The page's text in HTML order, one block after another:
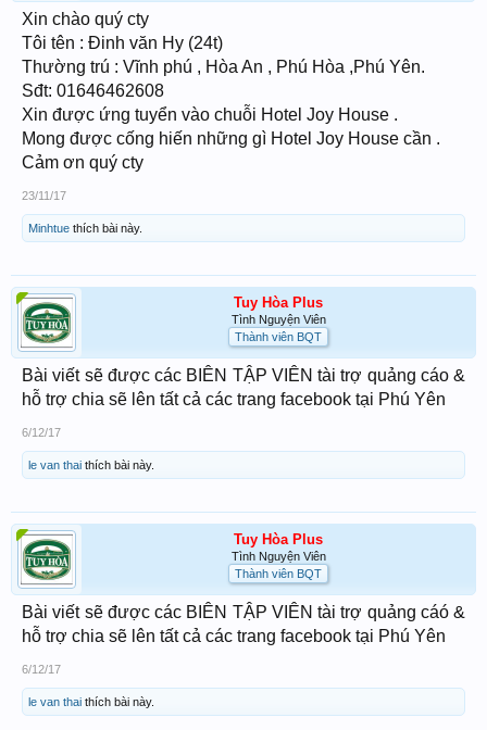
Xin chào quý cty
Tôi tên : Đinh văn Hy (24t)
Thường trú : Vĩnh phú , Hòa An , Phú Hòa ,Phú Yên.
Sđt: 01646462608
Xin được ứng tuyển vào chuỗi Hotel Joy House .
Mong được cống hiến những gì Hotel Joy House cần .
Cảm ơn quý cty
23/11/17
Minhtue thích bài này.
Tuy Hòa Plus
Tình Nguyện Viên
Thành viên BQT
Bài viết sẽ được các BIÊN TẬP VIÊN tài trợ quảng cáo &
hỗ trợ chia sẽ lên tất cả các trang facebook tại Phú Yên
6/12/17
le van thai thích bài này.
Tuy Hòa Plus
Tình Nguyện Viên
Thành viên BQT
Bài viết sẽ được các BIÊN TẬP VIÊN tài trợ quảng cáó &
hỗ trợ chia sẽ lên tất cả các trang facebook tại Phú Yên
6/12/17
le van thai thích bài này.